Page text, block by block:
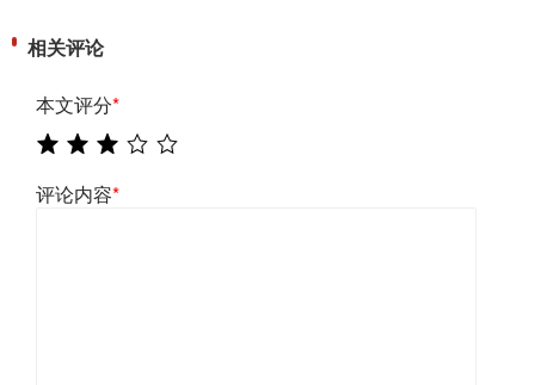
相关评论
本文评分*
评论内容*